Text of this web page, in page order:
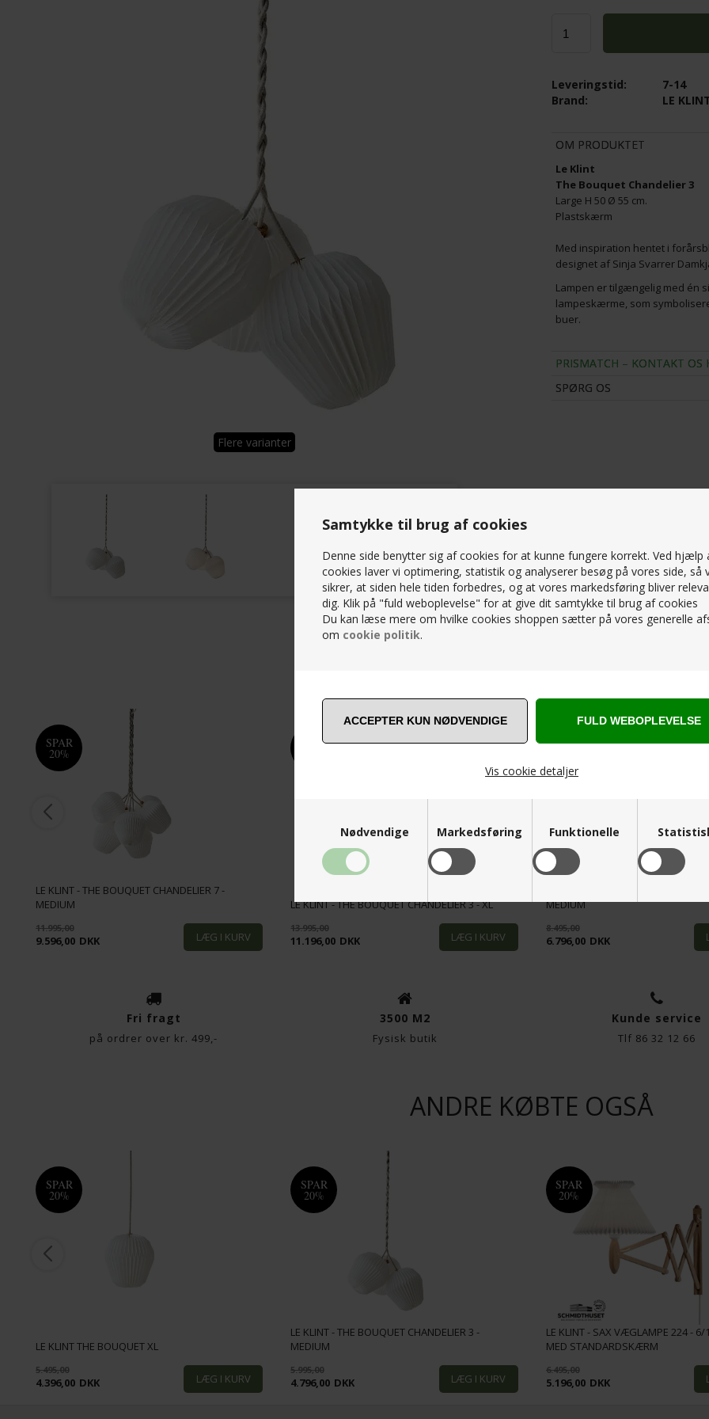
Samtykke til brug af cookies
Denne side benytter sig af cookies for at kunne fungere korrekt. Ved hjælp
cookies laver vi optimering, statistik og analyserer besøg på vores side, så
sikrer, at siden hele tiden forbedres, og at vores markedsføring bliver
dig. Klik på "fuld weboplevelse" for at give dit samtykke til brug af cookies
Du kan læse mere om hvilke cookies shoppen sætter på vores generelle
om cookie politik.
Vis cookie detaljer
Nødvendige Markedsføring Funktionelle
145,00
116,00 DKK
Flere varianter
7-14
Leveringstid:
LE
Brand:
OM PRODUKTET
Le Klint
The Bouquet Chandelier 3
Large H 50 Ø 55 cm.
Plastskærm
Med inspiration hentet i
designet af Sinja Svarrer
Lampen er tilgængelig med én
lampeskærme, som
buer.
PRISMATCH – KONTAKT OS
SPØRG OS
SPAR
20%
LE KLINT - THE BOUQUET CHANDELIER 7 -
MEDIUM
11.995,00
9.596,00 DKK
SPAR
LE KLINT - THE BOUQUET CHANDELIER 3 - XL
13.995,00
11.196,00 DKK
SPAR
MEDIUM
8.495,00
6.796,00 DKK
Fri fragt
på ordrer over kr. 499,-
3500 M2
Fysisk butik
Kunde service
Tlf 86 32 12 66
ANDRE KØBTE OGSÅ
SPAR
20%
LE KLINT THE BOUQUET XL
5.495,00
4.396,00 DKK
SPAR
20%
LE KLINT - THE BOUQUET CHANDELIER 3 -
MEDIUM
5.995,00
4.796,00 DKK
SPAR
20%
LE KLINT - SAX VÆGLAMPE 224 - 6/
MED STANDARDSKÆRM
6.495,00
5.196,00 DKK